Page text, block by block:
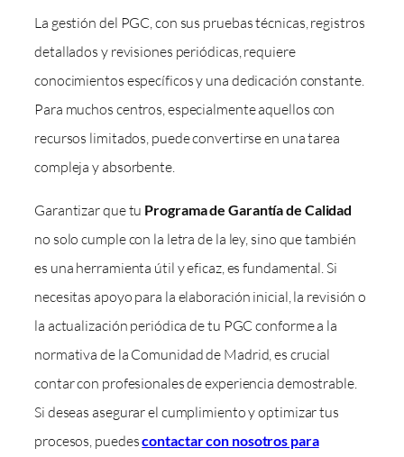
La gestión del PGC, con sus pruebas técnicas, registros
detallados y revisiones periódicas, requiere
conocimientos específicos y una dedicación constante.
Para muchos centros, especialmente aquellos con
recursos limitados, puede convertirse en una tarea
compleja y absorbente.
Garantizar que tu Programa de Garantía de Calidad
no solo cumple con la letra de la ley, sino que también
es una herramienta útil y eficaz, es fundamental. Si
necesitas apoyo para la elaboración inicial, la revisión o
la actualización periódica de tu PGC conforme a la
normativa de la Comunidad de Madrid, es crucial
contar con profesionales de experiencia demostrable.
Si deseas asegurar el cumplimiento y optimizar tus
procesos, puedescontactar con nosotros para